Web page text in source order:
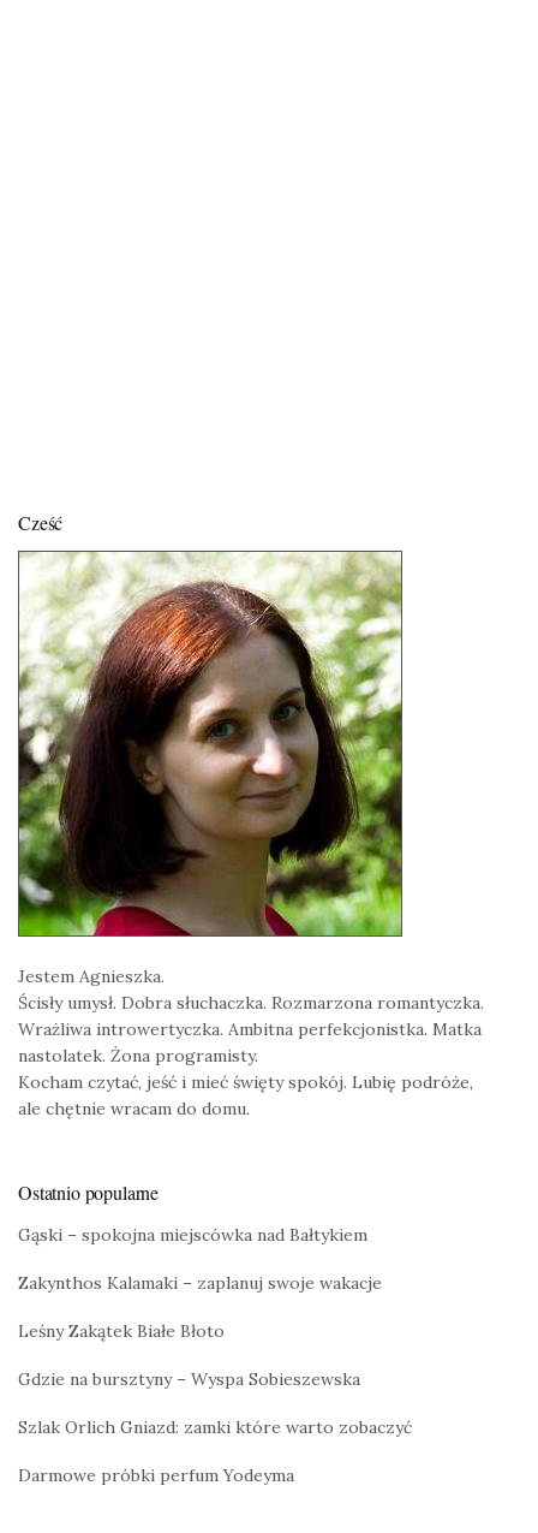
Cześć
Jestem Agnieszka.
Ścisły umysł. Dobra słuchaczka. Rozmarzona romantyczka.
Wrażliwa introwertyczka. Ambitna perfekcjonistka. Matka
nastolatek. Żona programisty.
Kocham czytać, jeść i mieć święty spokój. Lubię podróże,
ale chętnie wracam do domu.
Ostatnio popularne
Gąski – spokojna miejscówka nad Bałtykiem
Zakynthos Kalamaki – zaplanuj swoje wakacje
Leśny Zakątek Białe Błoto
Gdzie na bursztyny – Wyspa Sobieszewska
Szlak Orlich Gniazd: zamki które warto zobaczyć
Darmowe próbki perfum Yodeyma